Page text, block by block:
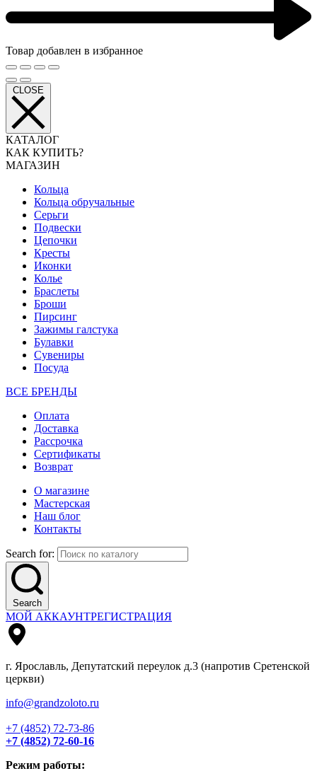
Товар добавлен в избранное
CLOSE
КАТАЛОГ
КАК КУПИТЬ?
МАГАЗИН
Кольца
Кольца обручальные
Серьги
Подвески
Цепочки
Кресты
Иконки
Колье
Браслеты
Броши
Пирсинг
Зажимы галстука
Булавки
Сувениры
Посуда
ВСЕ БРЕНДЫ
Оплата
Доставка
Рассрочка
Сертификаты
Возврат
О магазине
Мастерская
Наш блог
Контакты
Search for:
Search
МОЙ АККАУНТРЕГИСТРАЦИЯ
г. Ярославль, Депутатский переулок д.3 (напротив Сретенской
церкви)
info@grandzoloto.ru
+7 (4852) 72-73-86
+7 (4852) 72-60-16
Режим работы: